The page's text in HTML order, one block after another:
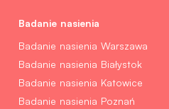
Badanie nasienia
Badanie nasienia Warszawa
Badanie nasienia Białystok
Badanie nasienia Katowice
Badanie nasienia Poznań